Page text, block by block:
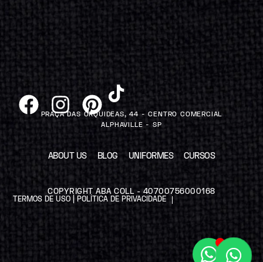
PRAÇA DAS ORQUIDEAS, 44 - CENTRO COMERCIAL
ALPHAVILLE - SP
ABOUT US BLOG UNIFORMES CURSOS
COPYRIGHT ABA COLL - 40700756000168
TERMOS DE USO | POLÍTICA DE PRIVACIDADE